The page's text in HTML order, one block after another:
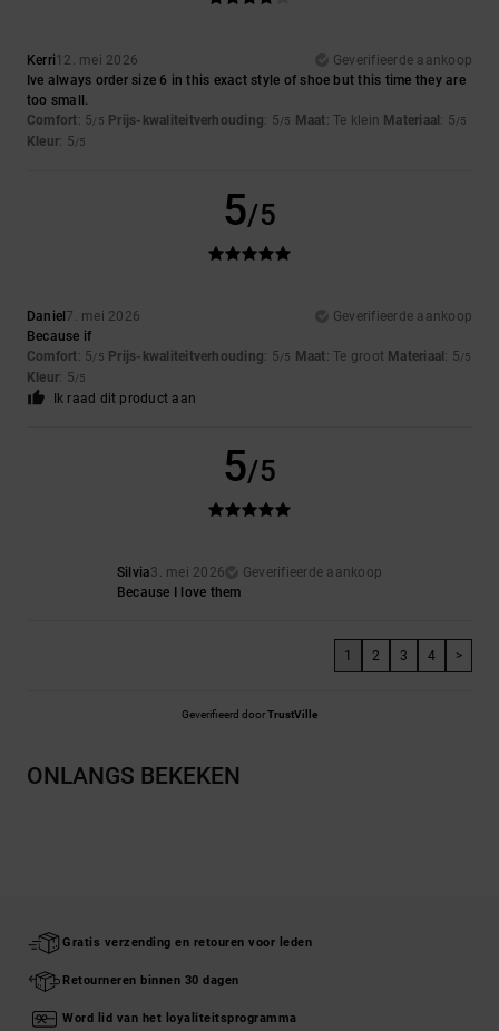
Kerri12. mei 2026
Geverifieerde aankoop
Ive always order size 6 in this exact style of shoe but this time they are
too small.
Comfort: 5/5 Prijs-kwaliteitverhouding: 5/5 Maat: Te klein Materiaal : 5/5
Kleur: 5/5
5/5
Daniel 7. mei 2026
Geverifieerde aankoop
Because if
Comfort: 5/5 Prijs-kwaliteitverhouding: 5/5 Maat: Te groot Materiaal : 5/5
Kleur: 5/5
Ik raad dit product aan
5/5
Silvia3. mei 2026
Geverifieerde aankoop
Because I love them
1 2 3 4 >
Geverifieerd doorTrustVille
ONLANGS BEKEKEN
Gratis verzending en retouren voor leden
Retourneren binnen 30 dagen
Word lid van het loyaliteitsprogramma